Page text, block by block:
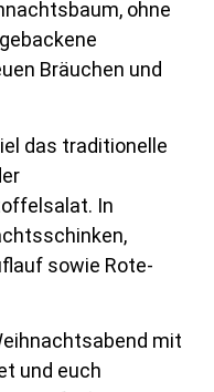
ohne
Bräuchen und
das traditionelle
In
sowie Rote-
mit
und euch